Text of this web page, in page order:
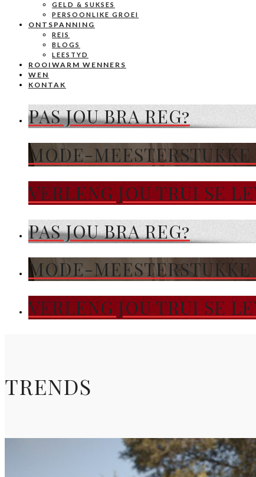
GELD & SUKSES
PERSOONLIKE GROEI
ONTSPANNING
REIS
BLOGS
LEESTYD
ROOIWARM WENNERS
WEN
KONTAK
PAS JOU BRA REG?
MODE-MEESTERSTUKKE
VERLENG JOU TRUI SE
PAS JOU BRA REG?
MODE-MEESTERSTUKKE
VERLENG JOU TRUI SE
TRENDS